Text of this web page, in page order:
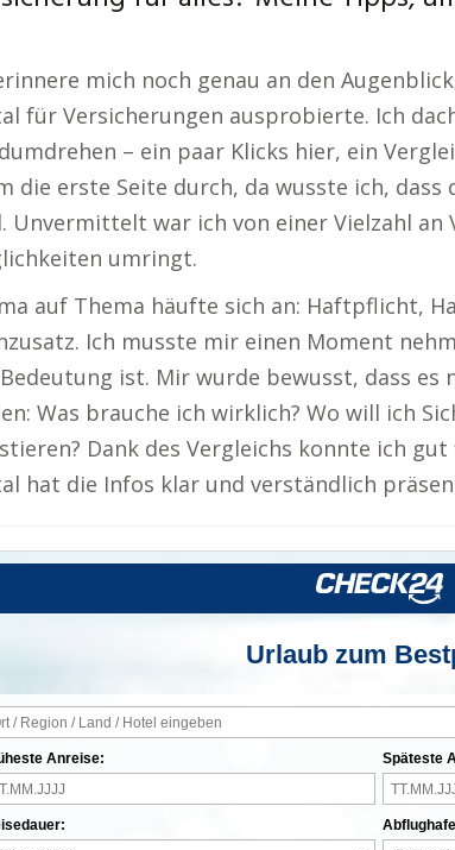
mich noch genau an den
für Versicherungen ausprobierte. Ich
– ein paar Klicks hier, ein
die erste Seite durch, da wusste ich,
Unvermittelt war ich von einer Vielzahl an
umringt.
auf Thema häufte sich an: Haftpflicht,
Ich musste mir einen Moment
ist. Mir wurde bewusst, dass es
Was brauche ich wirklich? Wo will ich
Dank des Vergleichs konnte ich
hat die Infos klar und verständlich
Urlaub zum
Anreise: Späteste